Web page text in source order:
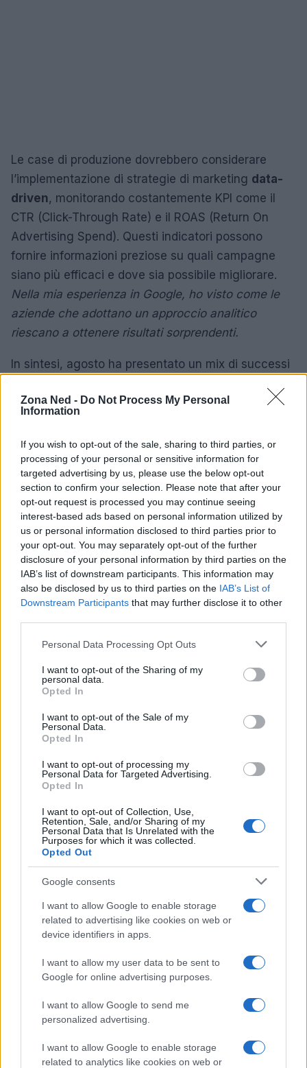
Zona Ned - Do Not Process My Personal
Information
If you wish to opt-out of the sale, sharing to third parties, or
processing of your personal or sensitive information for
targeted advertising by us, please use the below opt-out
section to confirm your selection. Please note that after your
opt-out request is processed you may continue seeing
interest-based ads based on personal information utilized by
us or personal information disclosed to third parties prior to
your opt-out. You may separately opt-out of the further
disclosure of your personal information by third parties on the
IAB’s list of downstream participants. This information may
also be disclosed by us to third parties on the IAB’s List of
Downstream Participants that may further disclose it to other
Please note that this website/app uses one or more Google
not limited to your visit or usage behaviour. You may click to
grant or deny consent to Google and its third-party tags to
use your data for below specified purposes in below Google
consent section.
Personal Data Processing Opt Outs
I want to opt-out of the Sharing of my
personal data.
Opted In
I want to opt-out of the Sale of my
Personal Data.
Opted In
I want to opt-out of processing my
Personal Data for Targeted Advertising.
Opted In
I want to opt-out of Collection, Use,
Retention, Sale, and/or Sharing of my
Personal Data that Is Unrelated with the
Purposes for which it was collected.
Opted Out
Google consents
I want to allow Google to enable storage
related to advertising like cookies on web or
device identifiers in apps.
I want to allow my user data to be sent to
Google for online advertising purposes.
I want to allow Google to send me
personalized advertising.
I want to allow Google to enable storage
related to analytics like cookies on web or
Le case di produzione dovrebbero considerare
l’implementazione di strategie di marketing data-
driven, monitorando costantemente KPI come il
CTR (Click-Through Rate) e il ROAS (Return On
Advertising Spend). Questi indicatori possono
fornire informazioni preziose su quali campagne
siano più efficaci e dove sia possibile migliorare.
Nella mia esperienza in Google, ho visto come le
aziende che adottano un approccio analitico
riescano a ottenere risultati sorprendenti.
In sintesi, agosto ha presentato un mix di successi
registrato buone performance, altri hanno
marketing e di distribuzione. Utilizzando un
approccio basato sui dati, le case di produzione
possono affinare le loro strategie per attrarre un
pubblico sempre più esigente e competitivo.
cosa ne pensi? È il momento di innovare o di
rimanere fedeli ai classici?
AUTORE
Staff
Continua a leggere